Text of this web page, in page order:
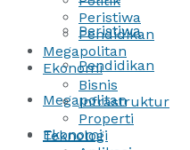
Peristiwa
Pendidikan
Megapolitan
Ekonomi
Peristiwa
Pendidikan
Megapolitan
Ekonomi
Bisnis
Infrastruktur
Properti
Teknologi